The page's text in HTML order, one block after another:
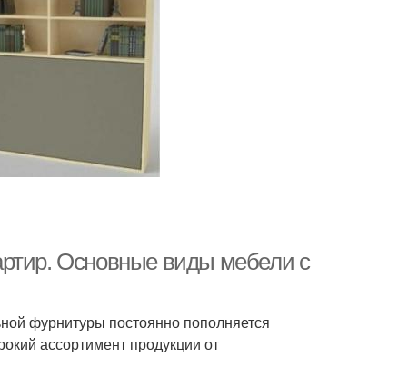
Основные виды мебели с
фурнитуры постоянно пополняется
ассортимент продукции от